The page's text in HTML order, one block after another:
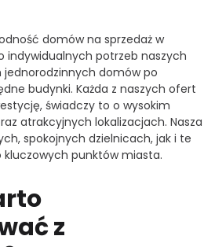
domów na sprzedaż w
indywidualnych potrzeb naszych
domów po
budynki. Każda z naszych ofert
świadczy to o wysokim
atrakcyjnych lokalizacjach. Nasza
spokojnych dzielnicach, jak i te
kluczowych punktów miasta.
z